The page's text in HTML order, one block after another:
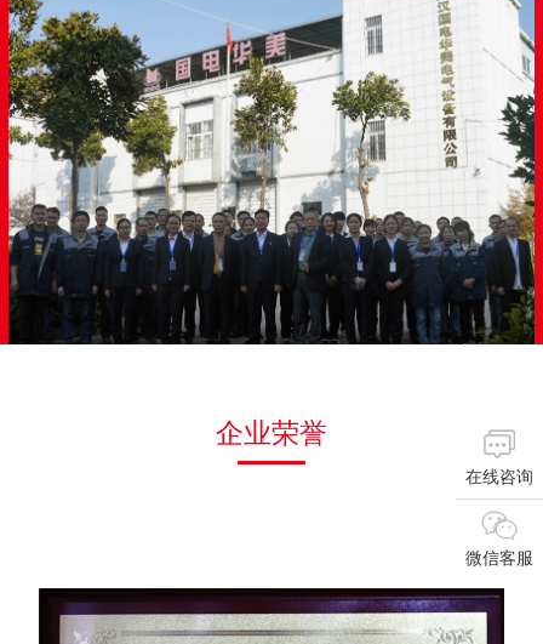
企业荣誉
在线咨询
微信客服